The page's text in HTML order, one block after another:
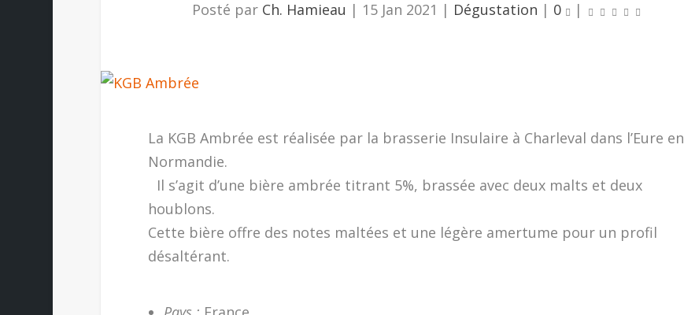
Posté par Ch. Hamieau | 15 Jan 2021 | Dégustation | 0 |
La KGB Ambrée est réalisée par la brasserie Insulaire à Charleval dans l’Eure en
Normandie.
Il s’agit d’une bière ambrée titrant 5%, brassée avec deux malts et deux
houblons.
Cette bière offre des notes maltées et une légère amertume pour un profil
désaltérant.